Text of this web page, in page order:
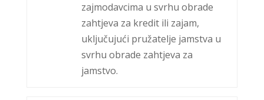
zajmodavcima u svrhu obrade
zahtjeva za kredit ili zajam,
uključujući pružatelje jamstva u
svrhu obrade zahtjeva za
jamstvo.